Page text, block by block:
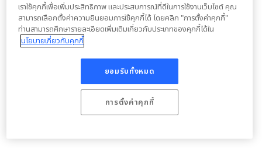
เราใช้คุกกี้เพื่อเพิ่มประสิทธิภาพ และประสบการณ์ที่ดีในการใช้งานเว็บไซต์ คุณ
สามารถเลือกตั้งค่าความยินยอมการใช้คุกกี้ได้ โดยคลิก "การตั้งค่าคุกกี้"
ท่านสามารถศึกษารายละเอียดเพิ่มเติมเกี่ยวกับประเภทของคุกกี้ได้ใน
นโยบายเกี่ยวกับคุกกี้
ยอมรับทั้งหมด
การตั้งค่าคุกกี้